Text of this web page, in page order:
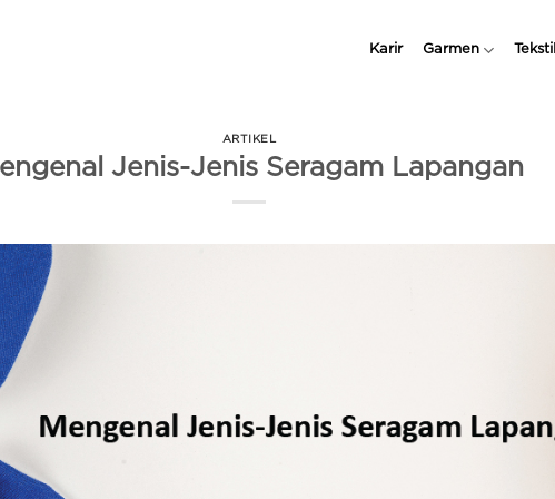
Karir Garmen Tekstil
ARTIKEL
Jenis-Jenis Seragam Lapangan